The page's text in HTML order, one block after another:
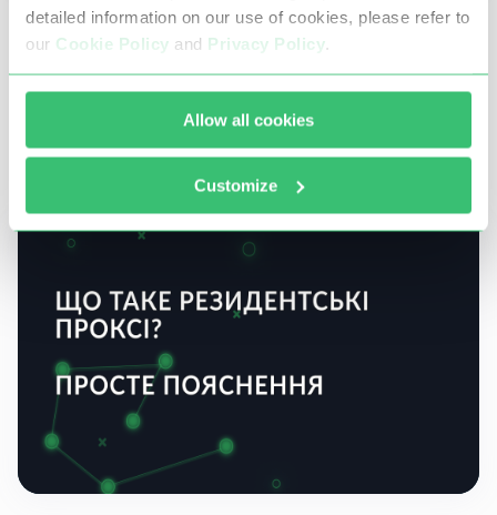
detailed information on our use of cookies, please refer to
our Cookie Policy and Privacy Policy
Allow all cookies
Customize
16 травня 2025
застосування та переваги
рішень залежить від оперативного доступу до
великих обсягів даних.